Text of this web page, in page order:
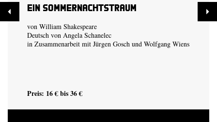
Ein Sommer­nachtstraum
von William Shakespeare
Deutsch von Angela Schanelec
in Zusammenarbeit mit Jürgen Gosch und Wolfgang Wiens
Preis: 16 € bis 36 €